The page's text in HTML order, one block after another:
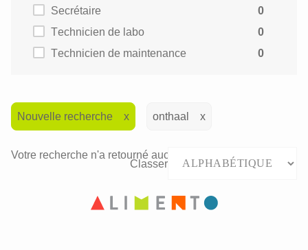
Secrétaire
0
Technicien de labo
0
Technicien de maintenance
0
Nouvelle recherche onthaal
Votre recherche n'a retourné aucun résultat.
Classer